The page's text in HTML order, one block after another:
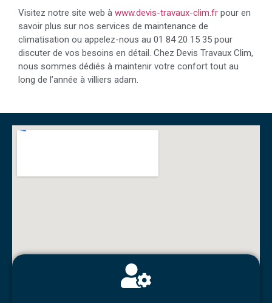
Visitez notre site web à www.devis-travaux-clim.fr pour en
savoir plus sur nos services de maintenance de
climatisation ou appelez-nous au 01 84 20 15 35 pour
discuter de vos besoins en détail. Chez Devis Travaux Clim,
nous sommes dédiés à maintenir votre confort tout au
long de l’année à villiers adam.